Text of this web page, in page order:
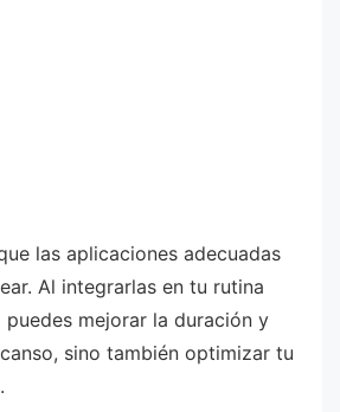
las aplicaciones adecuadas
Al integrarlas en tu rutina
mejorar la duración y
sino también optimizar tu